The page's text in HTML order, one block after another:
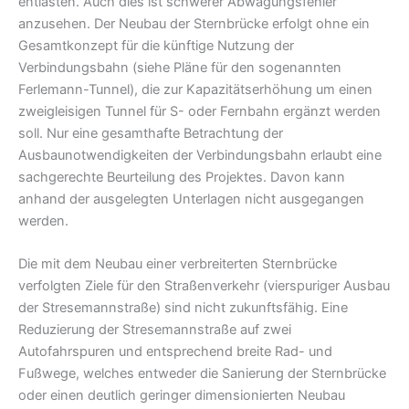
anzusehen. Der Neubau der Sternbrücke erfolgt ohne ein
Gesamtkonzept für die künftige Nutzung der
Verbindungsbahn (siehe Pläne für den sogenannten
Ferlemann-Tunnel), die zur Kapazitätserhöhung um einen
zweigleisigen Tunnel für S- oder Fernbahn ergänzt werden
soll. Nur eine gesamthafte Betrachtung der
Ausbaunotwendigkeiten der Verbindungsbahn erlaubt eine
sachgerechte Beurteilung des Projektes. Davon kann
anhand der ausgelegten Unterlagen nicht ausgegangen
werden.
Die mit dem Neubau einer verbreiterten Sternbrücke
verfolgten Ziele für den Straßenverkehr (vierspuriger Ausbau
der Stresemannstraße) sind nicht zukunftsfähig. Eine
Reduzierung der Stresemannstraße auf zwei
Autofahrspuren und entsprechend breite Rad- und
Fußwege, welches entweder die Sanierung der Sternbrücke
oder einen deutlich geringer dimensionierten Neubau